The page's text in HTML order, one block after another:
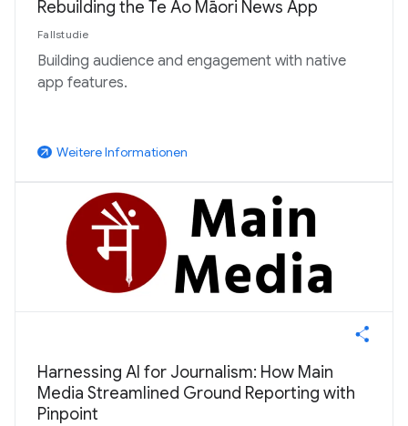
Rebuilding the Te Ao Māori News App
Fallstudie
Building audience and engagement with native
app features.
arrow_outward Weitere Informationen
Harnessing AI for Journalism: How Main
Media Streamlined Ground Reporting with
Pinpoint